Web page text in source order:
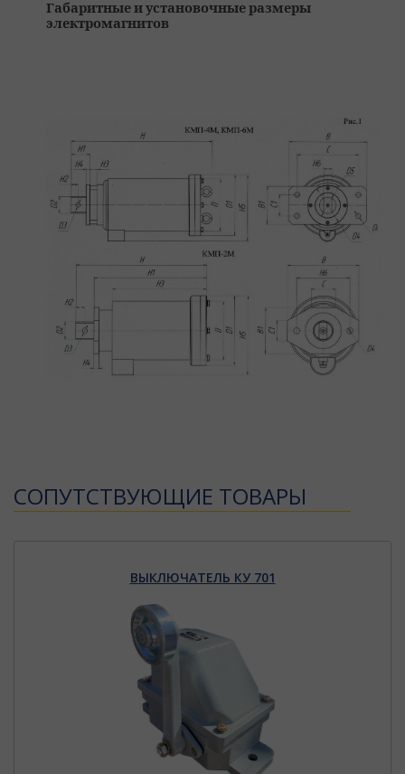
Габаритные и установочные размеры
электромагнитов
CОПУТСТВУЮЩИЕ ТОВАРЫ
ВЫКЛЮЧАТЕЛЬ КУ 701